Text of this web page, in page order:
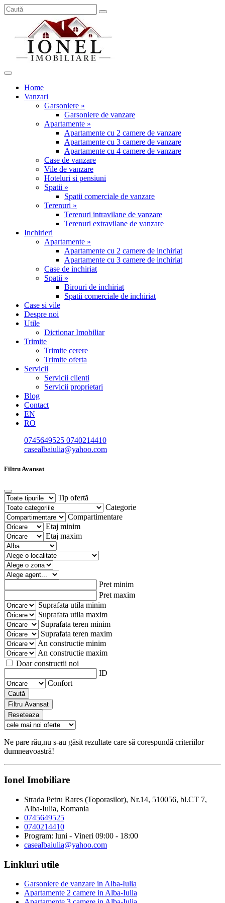
Home
Vanzari
Garsoniere »
Garsoniere de vanzare
Apartamente »
Apartamente cu 2 camere de vanzare
Apartamente cu 3 camere de vanzare
Apartamente cu 4 camere de vanzare
Case de vanzare
Vile de vanzare
Hoteluri si pensiuni
Spatii »
Spatii comerciale de vanzare
Terenuri »
Terenuri intravilane de vanzare
Terenuri extravilane de vanzare
Inchirieri
Apartamente »
Apartamente cu 2 camere de inchiriat
Apartamente cu 3 camere de inchiriat
Case de inchiriat
Spatii »
Birouri de inchiriat
Spatii comerciale de inchiriat
Case si vile
Despre noi
Utile
Dictionar Imobiliar
Trimite
Trimite cerere
Trimite oferta
Servicii
Servicii clienti
Servicii proprietari
Blog
Contact
EN
RO
0745649525 0740214410
casealbaiulia@yahoo.com
Filtru Avansat
Tip ofertă
Categorie
Compartimentare
Etaj minim
Etaj maxim
Pret minim
Pret maxim
Suprafata utila minim
Suprafata utila maxim
Suprafata teren minim
Suprafata teren maxim
An constructie minim
An constructie maxim
Doar constructii noi
ID
Confort
Caută
Filtru Avansat
Reseteaza
Ne pare rău,nu s-au găsit rezultate care să corespundă criteriilor
dumneavoastră!
Ionel Imobiliare
Strada Petru Rares (Toporasilor), Nr.14, 510056, bl.CT 7,
Alba-Iulia, Romania
0745649525
0740214410
Program: luni - Vineri 09:00 - 18:00
casealbaiulia@yahoo.com
Linkluri utile
Garsoniere de vanzare in Alba-Iulia
Apartamente 2 camere in Alba-Iulia